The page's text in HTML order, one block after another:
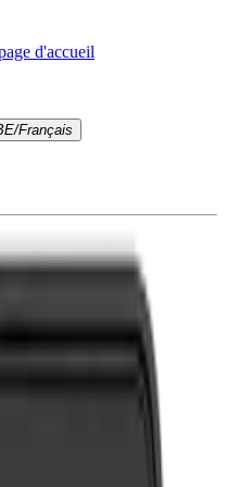
d'accueil
Français